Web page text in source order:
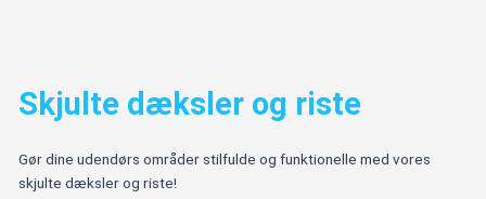
Skjulte dæksler og riste
Gør dine udendørs områder stilfulde og funktionelle med vores
skjulte dæksler og riste!